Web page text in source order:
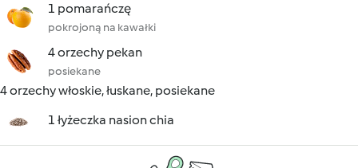
1 pomarańczę
pokrojoną na kawałki
4 orzechy pekan
posiekane
4 orzechy włoskie, łuskane, posiekane
1 łyżeczka nasion chia